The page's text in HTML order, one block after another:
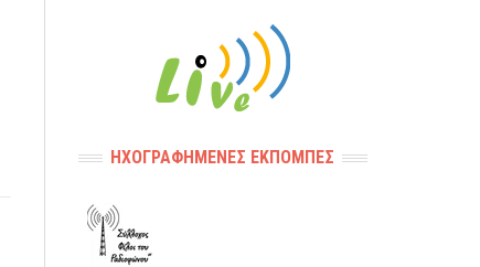
ΗΧΟΓΡΑΦΗΜΈΝΕΣ ΕΚΠΟΜΠΈΣ